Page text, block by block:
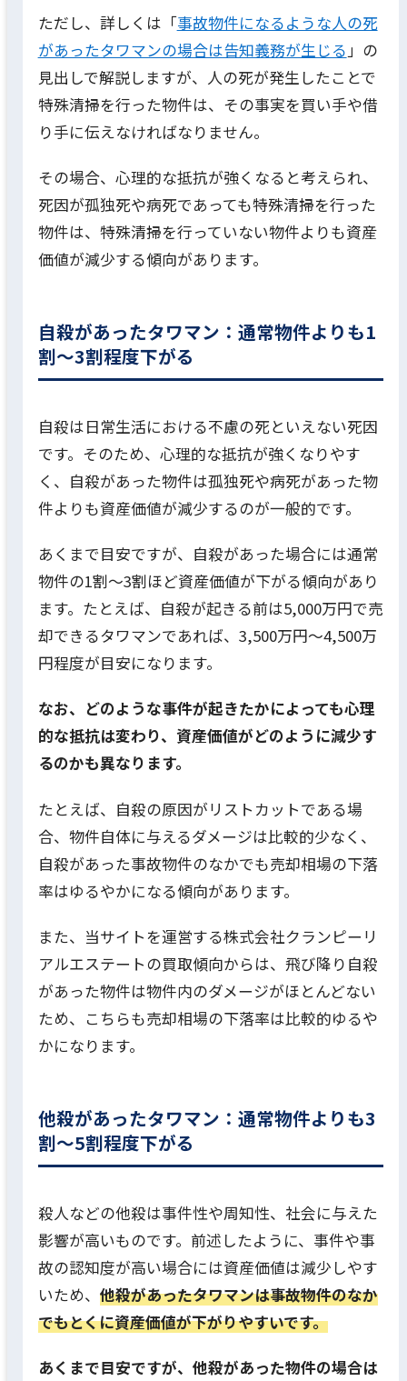
ただし、詳しくは「事故物件になるような人の死
があったタワマンの場合は告知義務が生じる」の
見出しで解説しますが、人の死が発生したことで
特殊清掃を行った物件は、その事実を買い手や借
り手に伝えなければなりません。
その場合、心理的な抵抗が強くなると考えられ、
死因が孤独死や病死であっても特殊清掃を行った
物件は、特殊清掃を行っていない物件よりも資産
価値が減少する傾向があります。
自殺があったタワマン：通常物件よりも1
割〜3割程度下がる
自殺は日常生活における不慮の死といえない死因
です。 そのため、心理的な抵抗が強くなりやす
く、自殺があった物件は孤独死や病死があった物
件よりも資産価値が減少するのが一般的です。
あくまで目安ですが、自殺があった場合には通常
物件の1割〜3割ほど資産価値が下がる傾向があり
ます。たとえば、自殺が起きる前は5,000万円で売
却できるタワマンであれば、3,500万円〜4,500万
円程度が目安になります。
なお、どのような事件が起きたかによっても心理
的な抵抗は変わり、資産価値がどのように減少す
るのかも異なります。
たとえば、自殺の原因がリストカットである場
合、物件自体に与えるダメージは比較的少なく、
自殺があった事故物件のなかでも売却相場の下落
率はゆるやかになる傾向があります。
また、当サイトを運営する株式会社クランピーリ
アルエステートの買取傾向からは、飛び降り自殺
があった物件は物件内のダメージがほとんどない
ため、こちらも売却相場の下落率は比較的ゆるや
かになります。
他殺があったタワマン：通常物件よりも3
割〜5割程度下がる
殺人などの他殺は事件性や周知性、社会に与えた
影響が高いものです。前述したように、事件や事
故の認知度が高い場合には資産価値は減少しやす
いため、 他殺があったタワマンは事故物件のなか
でもとくに資産価値が下がりやすいです。
あくまで目安ですが、他殺があった物件の場合は